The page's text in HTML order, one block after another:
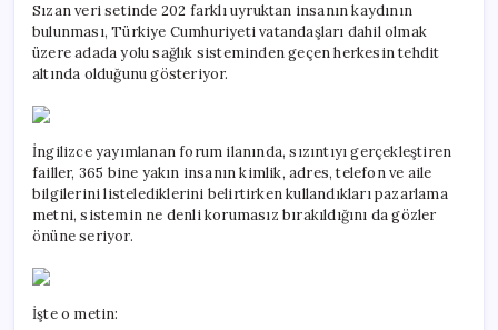
Sızan veri setinde 202 farklı uyruktan insanın kaydının
bulunması, Türkiye Cumhuriyeti vatandaşları dahil olmak
üzere adada yolu sağlık sisteminden geçen herkesin tehdit
altında olduğunu gösteriyor.
İngilizce yayımlanan forum ilanında, sızıntıyı gerçekleştiren
failler, 365 bine yakın insanın kimlik, adres, telefon ve aile
bilgilerini listelediklerini belirtirken kullandıkları pazarlama
metni, sistemin ne denli korumasız bırakıldığını da gözler
önüne seriyor.
İşte o metin: